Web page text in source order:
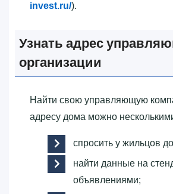
invest.ru/).
Узнать адрес
организации
Найти свою управляющую
адресу дома можно
спросить у жильцов
найти данные на
объявлениями;